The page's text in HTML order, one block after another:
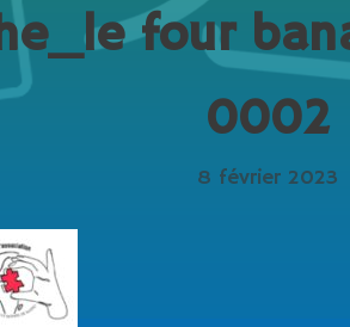
four
0002
8 février 2023